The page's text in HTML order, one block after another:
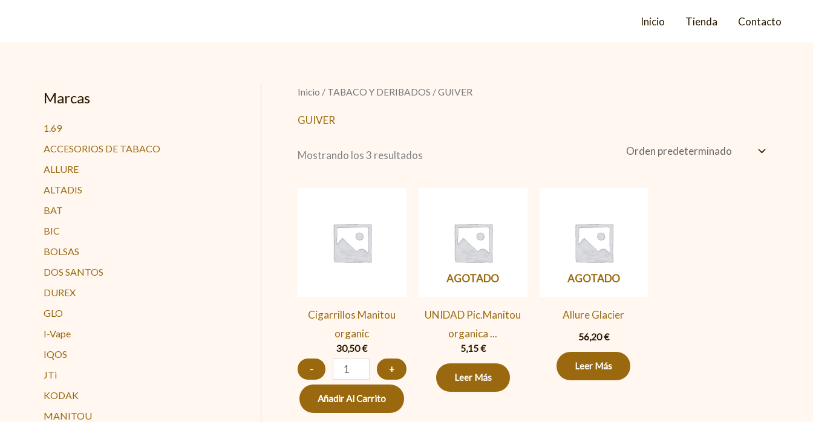
Inicio Tienda Contacto
Marcas
1.69
ACCESORIOS DE TABACO
ALLURE
ALTADIS
BAT
BIC
BOLSAS
DOS SANTOS
DUREX
GLO
I-Vape
IQOS
JTi
KODAK
MANITOU
Inicio / TABACO Y DERIBADOS / GUIVER
GUIVER
Mostrando los 3 resultados
Cigarrillos Manitou
organic
30,50€
-
organic
cantidad
+
Añadir Al Carrito
AGOTADO
UNIDAD Pic.Manitou
organica ...
5,15€
Leer Más
AGOTADO
Allure Glacier
56,20€
Leer Más